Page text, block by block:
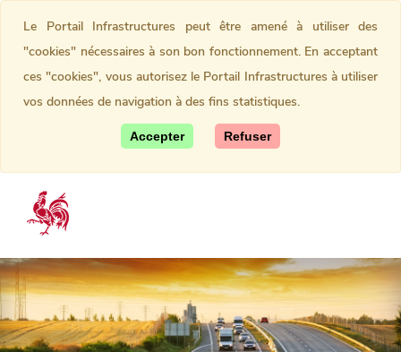
Le Portail Infrastructures peut être amené à utiliser des
"cookies" nécessaires à son bon fonctionnement. En acceptant
ces "cookies", vous autorisez le Portail Infrastructures à utiliser
vos données de navigation à des fins statistiques.
Accepter Refuser